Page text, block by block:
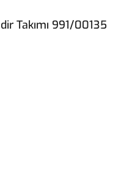
Takımı 991/00135